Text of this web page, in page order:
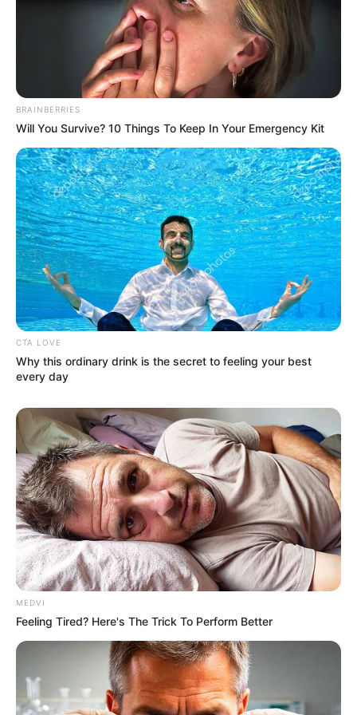
BRAINBERRIES
Will You Survive? 10 Things To Keep In Your Emergency Kit
CTA LOVE
Why this ordinary drink is the secret to feeling your best
every day
MEDVI
Feeling Tired? Here's The Trick To Perform Better